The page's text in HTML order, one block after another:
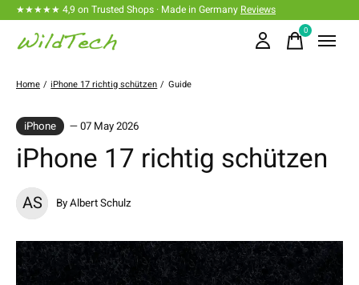
★★★★★ 4,9 on Trusted Shops · Made in Germany Reviews
0items
Home / iPhone 17 richtig schützen / Guide
iPhone — 07 May 2026
iPhone 17 richtig schützen
AS By Albert Schulz